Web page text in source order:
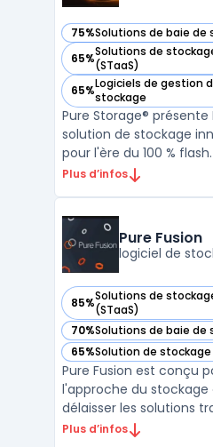
75%Solutions de baie de
— voir Purestorage
65%Solutions de
(STaaS)
— voir Purestorage
65%Logiciels de gestion
stockage
— voir Purestorage
Pure Storage® présente
solution de stockage
pour l'ère du 100 %
offre une expérience
de stockage en mode
véritablement un ...
Plus d’infos
Pure Fusion
logiciel de
85%Solutions de
(STaaS)
— voir Pure Fusion dans
70%Solutions de baie de
— voir Pure Fusion dans
65%Solution de
— voir Pure Fusion dans
Pure Fusion est conçu
l'approche du stockage
délaisser les solutions
profit d'un modèle
Plus d’infos